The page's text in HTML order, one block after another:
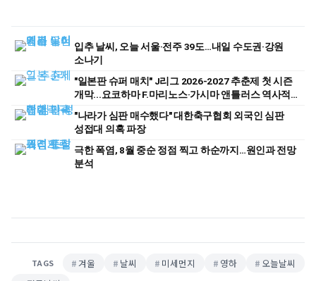
입추 날씨, 오늘 서울·전주 39도…내일 수도권·강원
소나기
"일본판 슈퍼 매치" J리그 2026-2027 추춘제 첫 시즌
개막...요코하마 F.마리노스·가시마 앤틀러스 역사적
"나라가 심판 매수했다" 대한축구협회 외국인 심판
성접대 의혹 파장
극한 폭염, 8월 중순 정점 찍고 하순까지…원인과 전망
분석
TAGS 겨울 날씨 미세먼지 영하
오늘날씨